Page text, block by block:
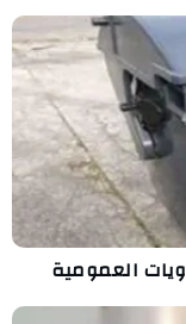
العمومية